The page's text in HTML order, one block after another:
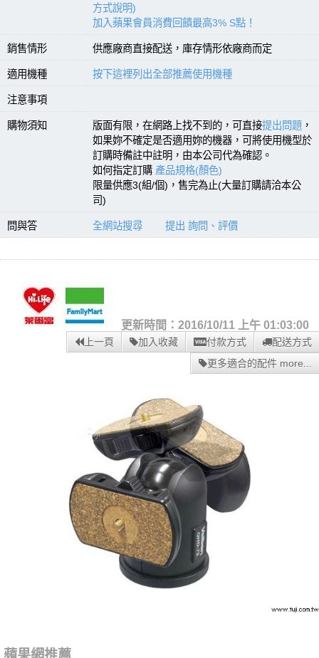
方式說明)
加入蘋果會員消費回饋最高3% S點！
銷售情形 供應廠商直接配送，庫存情形依廠商而定
適用機種 按下這裡列出全部推薦使用機種
注意事項
購物須知 版面有限，在網路上找不到的，可直接提出問題 ，
如果妳不確定是否適用妳的機器，可將使用機型於
訂購時備註中註明，由本公司代為確認。
如何指定訂購 產品規格(顏色)
限量供應3(組/個)，售完為止(大量訂購請洽本公
司)
問與答 全網站搜尋 提出 詢問、評價
更新時間：2016/10/11 上午 01:03:00
上一頁 加入收藏 付款方式
配送方式
更多適合的配件 more...
蘋果網推薦